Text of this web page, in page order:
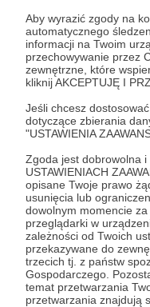
Aby wyrazić zgody na
automatycznego
informacji na Twoim
przechowywanie przez
zewnętrzne, które
kliknij AKCEPTUJĘ I
Jeśli chcesz
dotyczące zbierania
"USTAWIENIA
Zgoda jest dobrowolna
USTAWIENIACH
opisane Twoje prawo
usunięcia lub
dowolnym momencie
przeglądarki w
zależności od Twoich
przekazywane do
trzecich tj. z państw
Gospodarczego.
temat przetwarzania
przetwarzania znajdują
* Zapoznałem się i
* Wyrażam zgodę na
osobowych podanych
prawidłowego
Wyrażam zgodę na
informacji handlowych
zmieniona w